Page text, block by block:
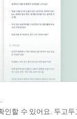
.
인할 수 있어요. 두고두